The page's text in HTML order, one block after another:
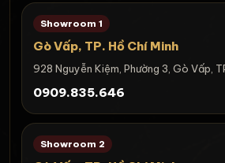
Showroom 1
Gò Vấp, TP. Hồ Chí Minh
928 Nguyễn Kiệm, Phường 3, Gò Vấp,
0909.835.646
Showroom 2